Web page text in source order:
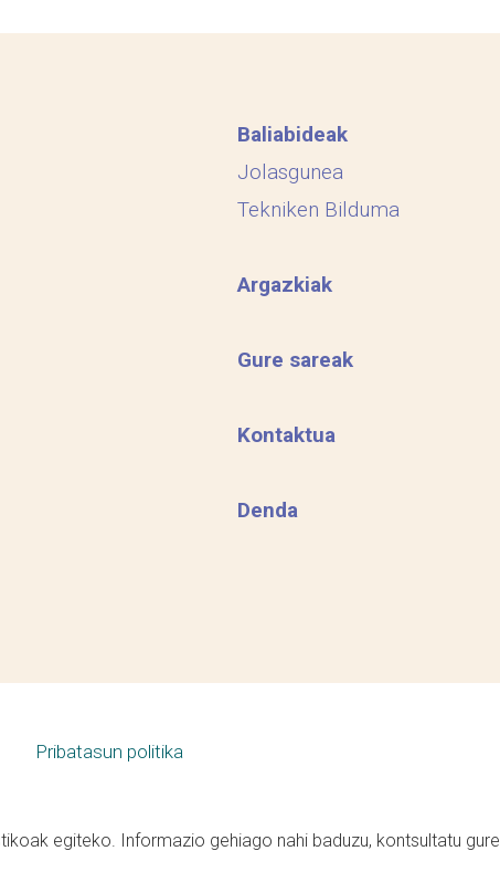
Baliabideak
Jolasgunea
Tekniken Bilduma
Argazkiak
Gure sareak
Kontaktua
Denda
Pribatasun politika
egiteko. Informazio gehiago nahi baduzu, kontsultatu gure